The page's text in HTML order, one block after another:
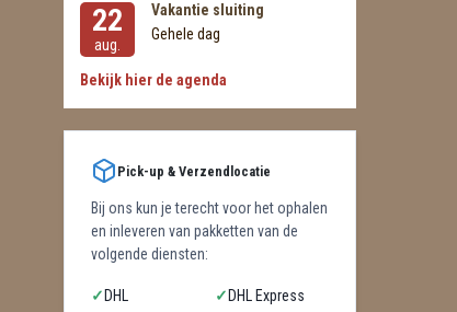
22
aug.
Vakantie sluiting
Gehele dag
Bekijk hier de agenda
Pick-up & Verzendlocatie
Bij ons kun je terecht voor het ophalen
en inleveren van pakketten van de
volgende diensten:
✓ DHL ✓ DHL Express